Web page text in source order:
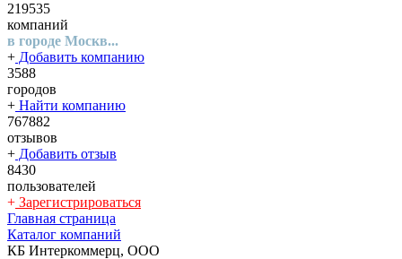
219535
компаний
в городе Москв...
+ Добавить компанию
3588
городов
+ Найти компанию
767882
отзывов
+ Добавить отзыв
8430
пользователей
+ Зарегистрироваться
Главная страница
Каталог компаний
КБ Интеркоммерц, ООО